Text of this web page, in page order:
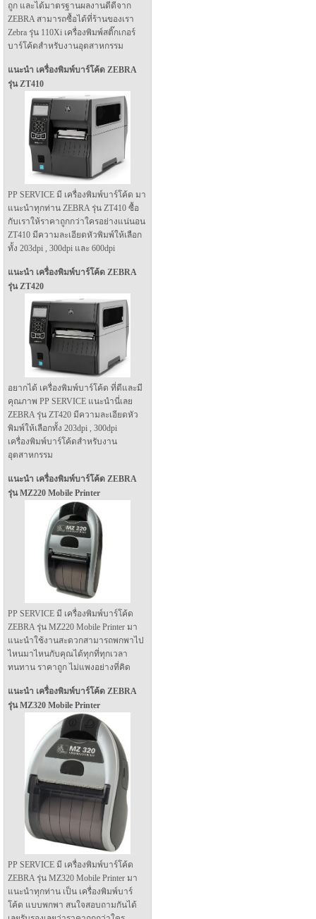
ถูก และได้มาตรฐานผลงานดีดีจาก
ZEBRA สามารถซื้อได้ที่ร้านของเรา
Zebra รุ่น 110Xi เครื่องพิมพ์สติ๊กเกอร์
บาร์โค้ดสำหรับงานอุตสาหกรรม
แนะนำ เครื่องพิมพ์บาร์โค้ด ZEBRA
รุ่น ZT410
PP SERVICE มี เครื่องพิมพ์บาร์โค้ด มา
แนะนำทุกท่าน ZEBRA รุ่น ZT410 ซื้อ
กับเราให้ราคาถูกกว่าใครอย่างแน่นอน
ZT410 มีความละเอียดหัวพิมพ์ให้เลือก
ทั้ง 203dpi , 300dpi และ 600dpi
แนะนำ เครื่องพิมพ์บาร์โค้ด ZEBRA
รุ่น ZT420
อยากได้ เครื่องพิมพ์บาร์โค้ด ที่ดีและมี
คุณภาพ PP SERVICE แนะนำนี่เลย
ZEBRA รุ่น ZT420 มีความละเอียดหัว
พิมพ์ให้เลือกทั้ง 203dpi , 300dpi
เครื่องพิมพ์บาร์โค้ดสำหรับงาน
อุตสาหกรรม
แนะนำ เครื่องพิมพ์บาร์โค้ด ZEBRA
รุ่น MZ220 Mobile Printer
PP SERVICE มี เครื่องพิมพ์บาร์โค้ด
ZEBRA รุ่น MZ220 Mobile Printer มา
แนะนำใช้งานสะดวกสามารถพกพาไป
ไหนมาไหนกับคุณได้ทุกที่ทุกเวลา
ทนทาน ราคาถูก ไม่แพงอย่างที่คิด
แนะนำ เครื่องพิมพ์บาร์โค้ด ZEBRA
รุ่น MZ320 Mobile Printer
PP SERVICE มี เครื่องพิมพ์บาร์โค้ด
ZEBRA รุ่น MZ320 Mobile Printer มา
แนะนำทุกท่าน เป็น เครื่องพิมพ์บาร์
โค้ด แบบพกพา สนใจสอบถามกันได้